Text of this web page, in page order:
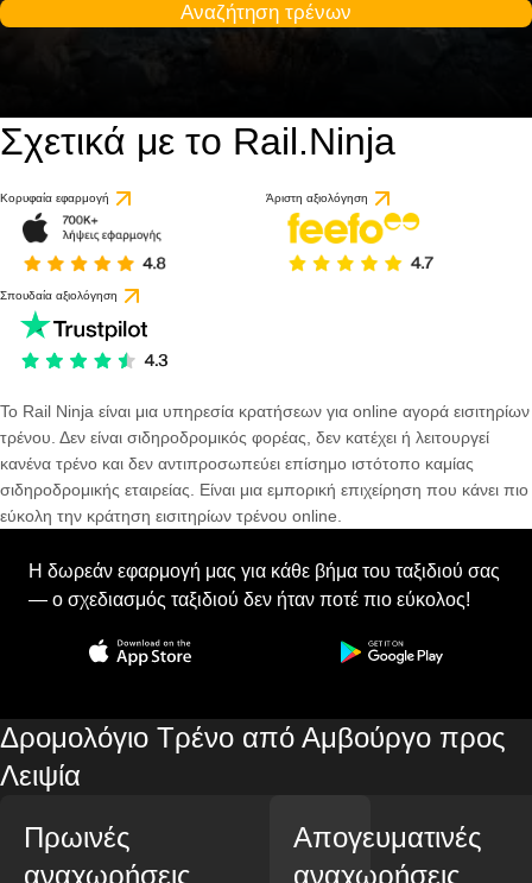
Αναζήτηση τρένων
Σχετικά με το Rail.Ninja
Κορυφαία εφαρμογή Άριστη αξιολόγηση
Σπουδαία αξιολόγηση
Το Rail Ninja είναι μια υπηρεσία κρατήσεων για online αγορά εισιτηρίων
τρένου. Δεν είναι σιδηροδρομικός φορέας, δεν κατέχει ή λειτουργεί
κανένα τρένο και δεν αντιπροσωπεύει επίσημο ιστότοπο καμίας
σιδηροδρομικής εταιρείας. Είναι μια εμπορική επιχείρηση που κάνει πιο
εύκολη την κράτηση εισιτηρίων τρένου online.
Η δωρεάν εφαρμογή μας για κάθε βήμα του ταξιδιού σας
— ο σχεδιασμός ταξιδιού δεν ήταν ποτέ πιο εύκολος!
Δρομολόγιο Τρένο από Αμβούργο προς
Λειψία
Πρωινές
αναχωρήσεις
Απογευματινές
αναχωρήσεις
9.2 / 10
βάσει 1 κριτικής